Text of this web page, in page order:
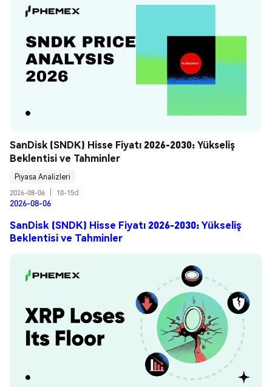
SanDisk (SNDK) Hisse Fiyatı 2026-2030: Yükseliş
Beklentisi ve Tahminler
Piyasa Analizleri
2026-08-06
10-15d
2026-08-06
SanDisk (SNDK) Hisse Fiyatı 2026-2030: Yükseliş
Beklentisi ve Tahminler